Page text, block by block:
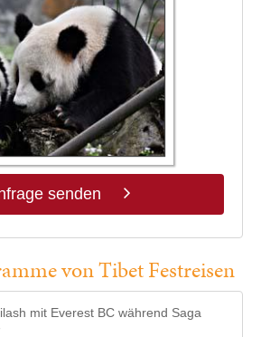
senden
von Tibet Festreisen
mit Everest BC während Saga